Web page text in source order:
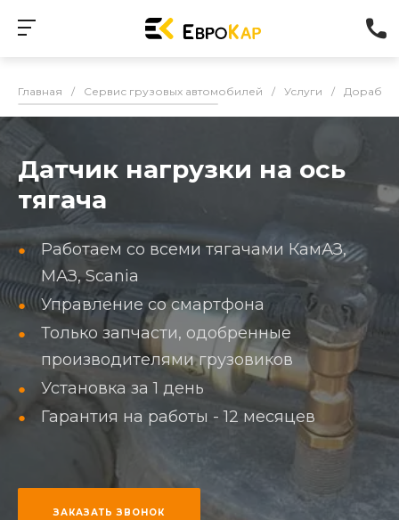
Главная / Сервис грузовых автомобилей / Услуги /
Датчик нагрузки на ось
тягача
Работаем со всеми тягачами КамАЗ,
МАЗ, Scania
Управление со смартфона
Только запчасти, одобренные
производителями грузовиков
Установка за 1 день
Гарантия на работы - 12 месяцев
ЗАКАЗАТЬ ЗВОНОК